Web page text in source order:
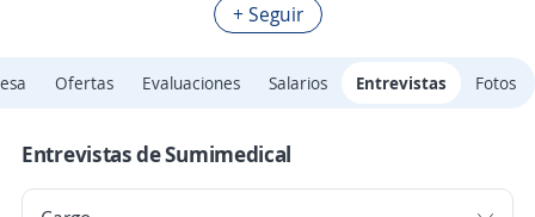
+ Seguir
Ofertas Evaluaciones Salarios Entrevistas Fotos
Entrevistas de Sumimedical